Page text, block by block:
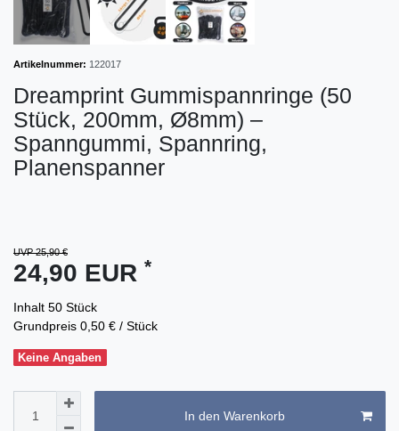
Artikelnummer: 122017
Dreamprint Gummispannringe (50
Stück, 200mm, Ø8mm) –
Spanngummi, Spannring,
Planenspanner
UVP 25,90 €
24,90 EUR *
Inhalt 50 Stück
Grundpreis 0,50 € / Stück
Keine Angaben
In den Warenkorb